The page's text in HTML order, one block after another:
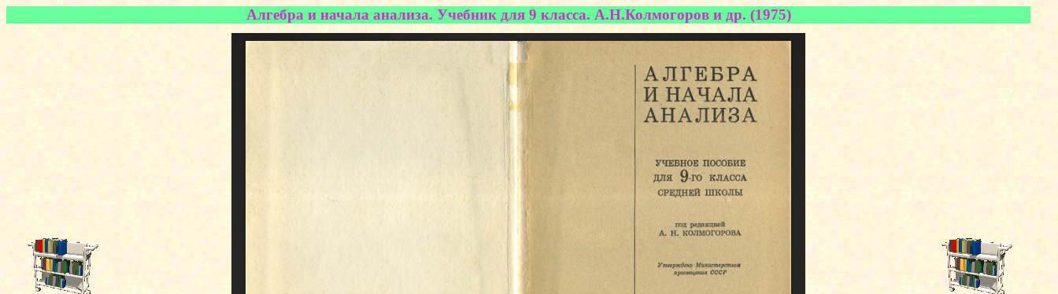
Алгебра и начала анализа. Учебник для 9 класса. А.Н.Колмогоров и др. (1975)